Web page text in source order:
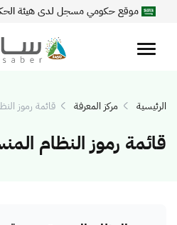
موقع حكومي مسجل لدى هيئة
الرئيسية مركز المعرفة قائمة رموز
قائمة رموز النظام